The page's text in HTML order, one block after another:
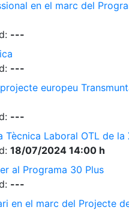
en el marc del
---
---
europeu
---
Laboral OTL de
18/07/2024 14:00 h
al Programa 30 Plus
---
en el marc del Projecte